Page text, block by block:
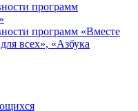
программ
программ «Вместе
всех», «Азбука